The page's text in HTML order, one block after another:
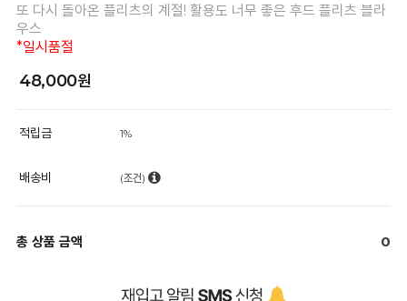
또 다시 돌아온 플리츠의 계절! 활용도 너무 좋은 후드 플리츠 블라
우스
*일시품절
48,000원
적립금 1%
배송비 (조건)
총 상품 금액 0